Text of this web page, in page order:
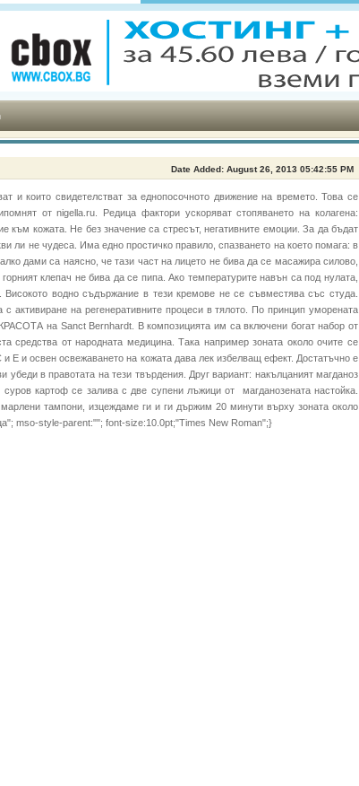
Date Added: August 26, 2013 05:42:55 PM
и които свидетелстват за еднопосочното движение на времето. Това се
от nigella.ru. Редица фактори ускоряват стопяването на колагена:
към кожата. Не без значение са стресът, негативните емоции. За да бъдат
ли не чудеса. Има едно простичко правило, спазването на което помага: в
дами са наясно, че тази част на лицето не бива да се масажира силово,
клепач не бива да се пипа. Ако температурите навън са под нулата,
водно съдържание в тези кремове не се съвместява със студа.
активиране на регенеративните процеси в тялото. По принцип уморената
на Sanct Bernhardt. В композицията им са включени богат набор от
средства от народната медицина. Така например зоната около очите се
Е и освен освежаването на кожата дава лек избелващ ефект. Достатъчно е
в правотата на тези твърдения. Друг вариант: накълцаният магданоз
картоф се залива с две супени лъжици от магданозената настойка.
тампони, изцеждаме ги и ги държим 20 минути върху зоната около
mso-style-parent:""; font-size:10.0pt;"Times New Roman";}